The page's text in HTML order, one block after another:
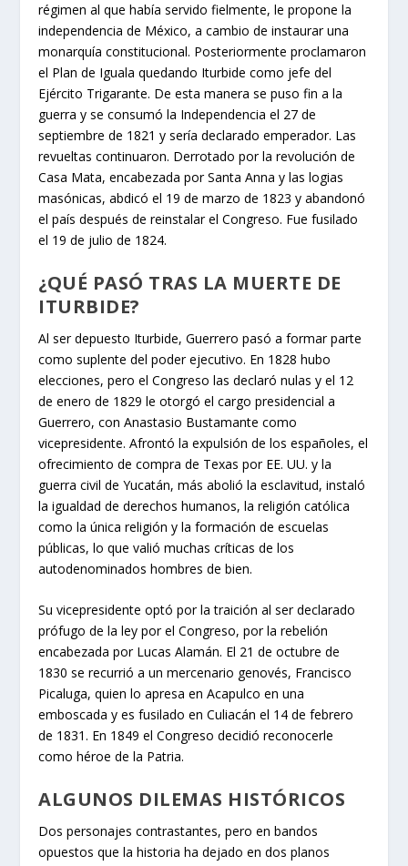
régimen al que había servido fielmente, le propone la
independencia de México, a cambio de instaurar una
monarquía constitucional. Posteriormente proclamaron
el Plan de Iguala quedando Iturbide como jefe del
Ejército Trigarante. De esta manera se puso fin a la
guerra y se consumó la Independencia el 27 de
septiembre de 1821 y sería declarado emperador. Las
revueltas continuaron. Derrotado por la revolución de
Casa Mata, encabezada por Santa Anna y las logias
masónicas, abdicó el 19 de marzo de 1823 y abandonó
el país después de reinstalar el Congreso. Fue fusilado
el 19 de julio de 1824.
¿QUÉ PASÓ TRAS LA MUERTE DE
ITURBIDE?
Al ser depuesto Iturbide, Guerrero pasó a formar parte
como suplente del poder ejecutivo. En 1828 hubo
elecciones, pero el Congreso las declaró nulas y el 12
de enero de 1829 le otorgó el cargo presidencial a
Guerrero, con Anastasio Bustamante como
vicepresidente. Afrontó la expulsión de los españoles, el
ofrecimiento de compra de Texas por EE. UU. y la
guerra civil de Yucatán, más abolió la esclavitud, instaló
la igualdad de derechos humanos, la religión católica
como la única religión y la formación de escuelas
públicas, lo que valió muchas críticas de los
autodenominados hombres de bien.
Su vicepresidente optó por la traición al ser declarado
prófugo de la ley por el Congreso, por la rebelión
encabezada por Lucas Alamán. El 21 de octubre de
1830 se recurrió a un mercenario genovés, Francisco
Picaluga, quien lo apresa en Acapulco en una
emboscada y es fusilado en Culiacán el 14 de febrero
de 1831. En 1849 el Congreso decidió reconocerle
como héroe de la Patria.
ALGUNOS DILEMAS HISTÓRICOS
Dos personajes contrastantes, pero en bandos
opuestos que la historia ha dejado en dos planos